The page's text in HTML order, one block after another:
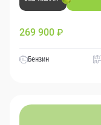
269 900 ₽
Бензин